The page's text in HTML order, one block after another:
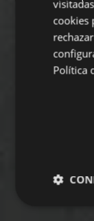
cookies
Política